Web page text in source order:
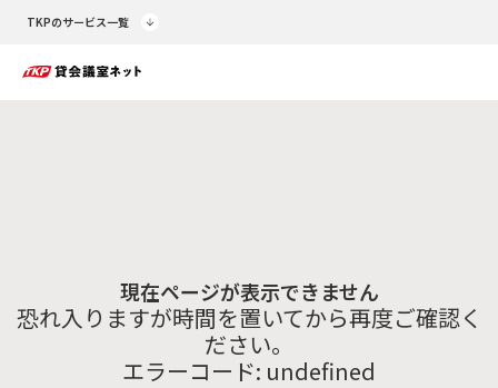
TKPのサービス一覧
現在ページが表示できません
恐れ入りますが時間を置いてから再度ご確認く
ださい。
エラーコード: undefined